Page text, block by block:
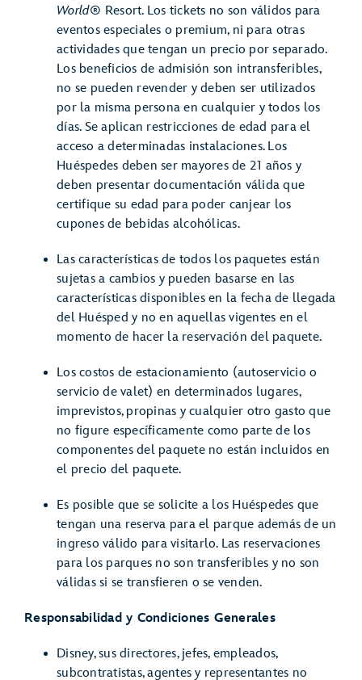
World® Resort. Los tickets no son válidos para
eventos especiales o premium, ni para otras
actividades que tengan un precio por separado.
Los beneficios de admisión son intransferibles,
no se pueden revender y deben ser utilizados
por la misma persona en cualquier y todos los
días. Se aplican restricciones de edad para el
acceso a determinadas instalaciones. Los
Huéspedes deben ser mayores de 21 años y
deben presentar documentación válida que
certifique su edad para poder canjear los
cupones de bebidas alcohólicas.
Las características de todos los paquetes están
sujetas a cambios y pueden basarse en las
características disponibles en la fecha de llegada
del Huésped y no en aquellas vigentes en el
momento de hacer la reservación del paquete.
Los costos de estacionamiento (autoservicio o
servicio de valet) en determinados lugares,
imprevistos, propinas y cualquier otro gasto que
no figure específicamente como parte de los
componentes del paquete no están incluidos en
el precio del paquete.
Es posible que se solicite a los Huéspedes que
tengan una reserva para el parque además de un
ingreso válido para visitarlo. Las reservaciones
para los parques no son transferibles y no son
válidas si se transfieren o se venden.
Responsabilidad y Condiciones Generales
Disney, sus directores, jefes, empleados,
subcontratistas, agentes y representantes no